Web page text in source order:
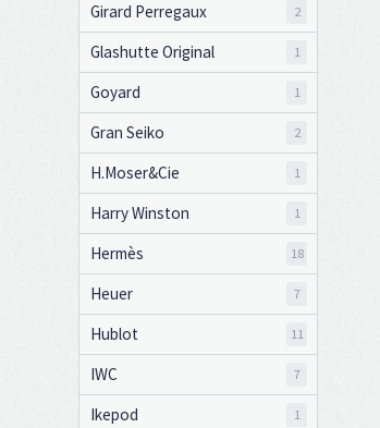
Girard Perregaux 2
Glashutte Original 1
Goyard 1
Gran Seiko 2
H.Moser&Cie 1
Harry Winston 1
Hermès 18
Heuer 7
Hublot 11
IWC 7
Ikepod 1